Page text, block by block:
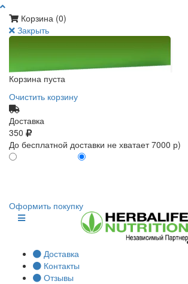
Корзина (0)
Закрыть
Корзина пуста
Очистить корзину
Доставка
350
До бесплатной доставки не хватает 7000 р)
Оформить покупку
Доставка
Контакты
Отзывы